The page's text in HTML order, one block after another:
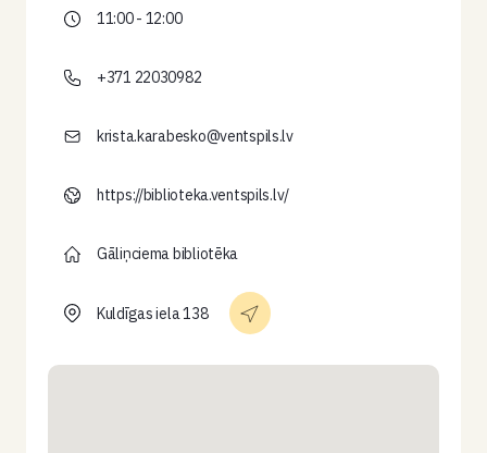
11:00 - 12:00
+371 22030982
krista.karabesko@ventspils.lv
https://biblioteka.ventspils.lv/
Gāliņciema bibliotēka
Kuldīgas iela 138